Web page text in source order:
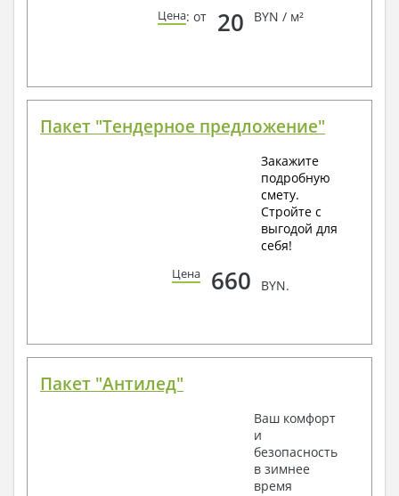
Цена: от 20 BYN / м²
Пакет "Тендерное предложение"
Закажите
подробную
смету.
Стройте с
выгодой для
себя!
Цена 660 BYN.
Пакет "Антилед"
Ваш комфорт
и
безопасность
в зимнее
время